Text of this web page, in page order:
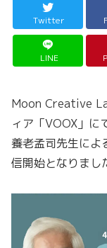
Twitter
LINE
Moon Creative
ィア「VOOX」に
養老孟司先生によ
信開始となりまし